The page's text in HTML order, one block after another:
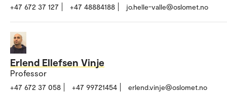
+47 672 37 127 +47 48884188 jo.helle-valle@oslomet.no
Erlend Ellefsen Vinje
Professor
+47 672 37 058 +47 99721454 erlend.vinje@oslomet.no